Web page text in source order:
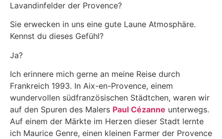
Lavandinfelder der Provence?
Sie erwecken in uns eine gute Laune Atmosphäre.
Kennst du dieses Gefühl?
Ja?
Ich erinnere mich gerne an meine Reise durch
Frankreich 1993. In Aix-en-Provence, einem
wundervollen südfranzösischen Städtchen, waren wir
auf den Spuren des Malers Paul Cézanne unterwegs.
Auf einem der Märkte im Herzen dieser Stadt lernte
ich Maurice Genre, einen kleinen Farmer der Provence